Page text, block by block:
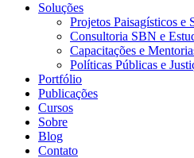
Soluções
Projetos Paisagísticos e
Consultoria SBN e
Capacitações e
Políticas Públicas e
Portfólio
Publicações
Cursos
Sobre
Blog
Contato